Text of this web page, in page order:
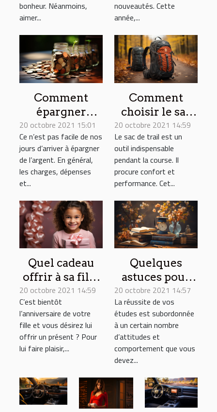
bonheur. Néanmoins,
aimer...
nouveautés. Cette
année,...
Comment
épargner
efficacement
de l’argent ?
20 octobre 2021 15:01
Ce n’est pas facile de nos
jours d’arriver à épargner
de l’argent. En général,
les charges, dépenses
et...
Comment
choisir le sac
de trail ?
20 octobre 2021 14:59
Le sac de trail est un
outil indispensable
pendant la course. Il
procure confort et
performance. Cet...
Quel cadeau
offrir à sa fille
le jour de son
anniversaire ?
20 octobre 2021 14:59
C’est bientôt
l’anniversaire de votre
fille et vous désirez lui
offrir un présent ? Pour
lui faire plaisir,...
Quelques
astuces pour
réussir vos
études
20 octobre 2021 14:57
La réussite de vos
études est subordonnée
à un certain nombre
d’attitudes et
comportement que vous
devez...